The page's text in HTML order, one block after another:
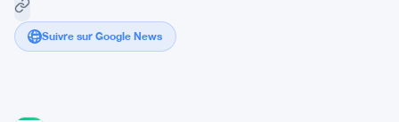
Suivre sur Google News